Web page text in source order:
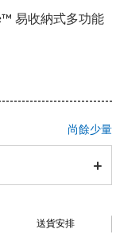
易收納式多功能
尚餘少量
送貨安排